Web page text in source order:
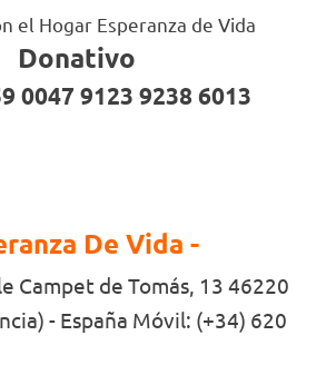
el Hogar Esperanza de Vida
Donativo
0047 9123 9238 6013
De Vida -
Campet de Tomás, 13 46220
- España Móvil: (+34) 620